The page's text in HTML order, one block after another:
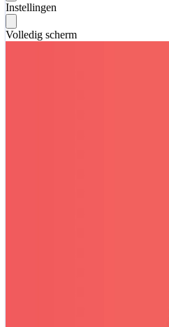
Instellingen
Volledig scherm